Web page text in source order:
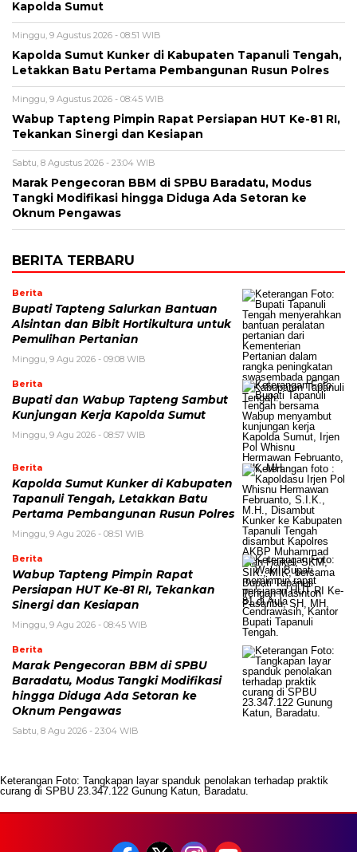
Kapolda Sumut
Minggu, 9 Agustus 2026 - 08:51 WIB
Kapolda Sumut Kunker di Kabupaten Tapanuli Tengah,
Letakkan Batu Pertama Pembangunan Rusun Polres
Minggu, 9 Agustus 2026 - 08:45 WIB
Wabup Tapteng Pimpin Rapat Persiapan HUT Ke-81 RI,
Tekankan Sinergi dan Kesiapan
Sabtu, 8 Agustus 2026 - 23:04 WIB
Marak Pengecoran BBM di SPBU Baradatu, Modus
Tangki Modifikasi hingga Diduga Ada Setoran ke
Oknum Pengawas
BERITA TERBARU
Berita
Bupati Tapteng Salurkan Bantuan
Alsintan dan Bibit Hortikultura untuk
Pemulihan Pertanian
Minggu, 9 Agu 2026 - 09:08 WIB
Berita
Bupati dan Wabup Tapteng Sambut
Kunjungan Kerja Kapolda Sumut
Minggu, 9 Agu 2026 - 08:57 WIB
Berita
Kapolda Sumut Kunker di Kabupaten
Tapanuli Tengah, Letakkan Batu
Pertama Pembangunan Rusun Polres
Minggu, 9 Agu 2026 - 08:51 WIB
Berita
Wabup Tapteng Pimpin Rapat
Persiapan HUT Ke-81 RI, Tekankan
Sinergi dan Kesiapan
Minggu, 9 Agu 2026 - 08:45 WIB
Berita
Marak Pengecoran BBM di SPBU
Baradatu, Modus Tangki Modifikasi
hingga Diduga Ada Setoran ke
Oknum Pengawas
Sabtu, 8 Agu 2026 - 23:04 WIB
Keterangan Foto: Tangkapan layar spanduk penolakan terhadap praktik
curang di SPBU 23.347.122 Gunung Katun, Baradatu.